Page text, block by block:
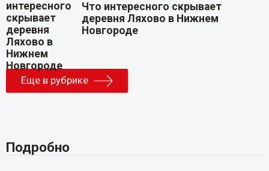
Что интересного скрывает
деревня Ляхово в Нижнем
Новгороде
Еще в рубрике
Подробно